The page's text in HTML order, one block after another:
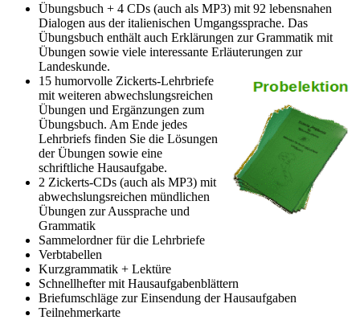
Übungsbuch + 4 CDs (auch als MP3) mit 92 lebensnahen
Dialogen aus der italienischen Umgangssprache. Das
Übungsbuch enthält auch Erklärungen zur Grammatik mit
Übungen sowie viele interessante Erläuterungen zur
Landeskunde.
15 humorvolle Zickerts-Lehrbriefe
mit weiteren abwechslungsreichen
Übungen und Ergänzungen zum
Übungsbuch. Am Ende jedes
Lehrbriefs finden Sie die Lösungen
der Übungen sowie eine
schriftliche Hausaufgabe.
2 Zickerts-CDs (auch als MP3) mit
abwechslungsreichen mündlichen
Übungen zur Aussprache und
Grammatik
Sammelordner für die Lehrbriefe
Verbtabellen
Kurzgrammatik + Lektüre
Schnellhefter mit Hausaufgabenblättern
Briefumschläge zur Einsendung der Hausaufgaben
Teilnehmerkarte